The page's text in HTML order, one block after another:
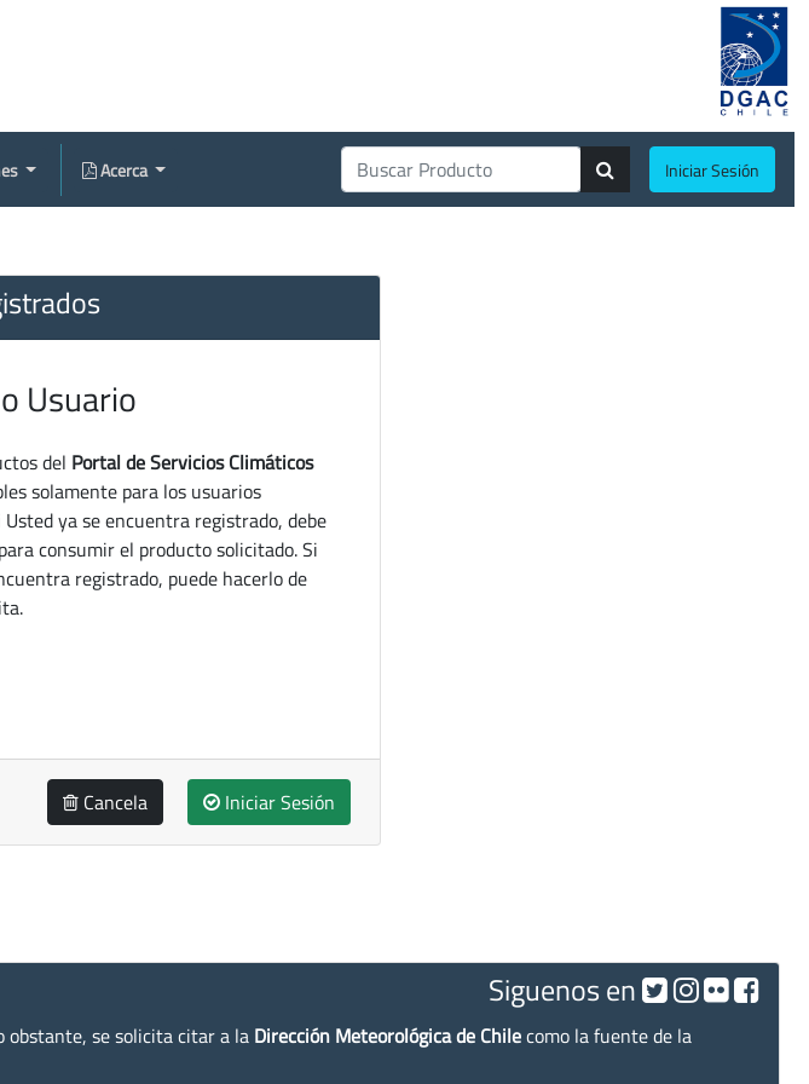
Acerca Iniciar Sesión
Usuario
del Portal de Servicios Climáticos
solamente para los usuarios
ya se encuentra registrado, debe
consumir el producto solicitado. Si
registrado, puede hacerlo de
Cancela Iniciar Sesión
Siguenos en
obstante, se solicita citar a la Dirección Meteorológica de Chilecomo la fuente de la